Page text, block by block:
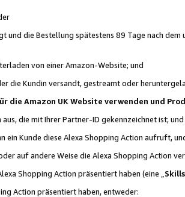
die Bestellung spätestens 89 Tage nach dem
von einer Amazon-Website; und
die Kundin versandt, gestreamt oder
Amazon UK Website verwenden und
die mit Ihrer Partner-ID gekennzeichnet ist; und
Kunde diese Alexa Shopping Action aufruft,
auf andere Weise die Alexa Shopping Action
Shopping Action präsentiert haben (eine „
Action präsentiert haben, entweder: